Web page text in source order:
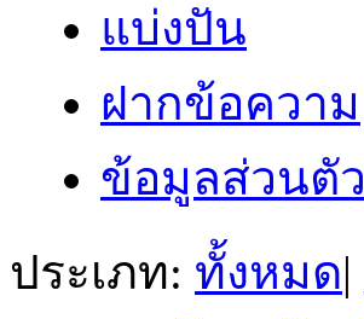
แบ่งปัน
ฝากข้อความ
ข้อมูลส่วนตัว
ประเภท: ทั้งหมด|